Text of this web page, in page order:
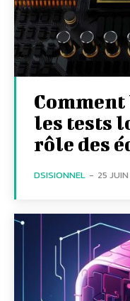
les tests
rôle des
DSISIONNEL - 25